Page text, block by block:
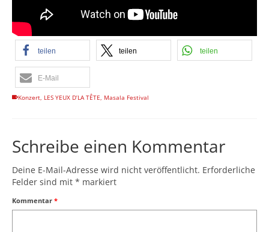
teilen teilen teilen
E-Mail
Konzert LES YEUX D’LA TÊTE Masala Festival
Schreibe einen Kommentar
Deine E-Mail-Adresse wird nicht veröffentlicht. Erforderliche
Felder sind mit * markiert
Kommentar *